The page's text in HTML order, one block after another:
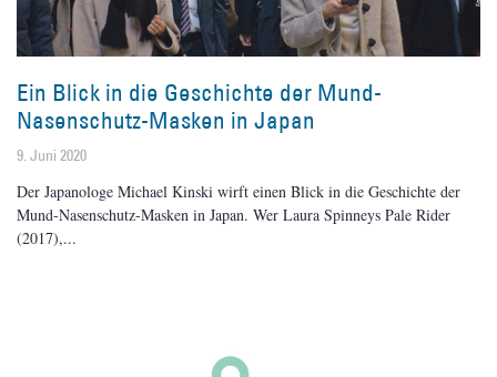
Ein Blick in die Geschichte der Mund-
Nasenschutz-Masken in Japan
9. Juni 2020
Der Japanologe Michael Kinski wirft einen Blick in die Geschichte der
Mund-Nasenschutz-Masken in Japan. Wer Laura Spinneys Pale Rider
(2017),